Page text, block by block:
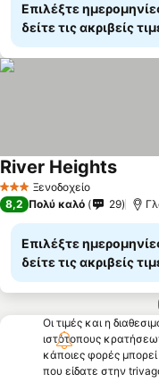
Επιλέξτε
δείτε τις ακριβείς
3 ΑστέριαΞενοδοχείο
River Heights
8,2 Πολύ καλό 29
Επιλέξτε
δείτε τις ακριβείς
Οι τιμές και η
ιστότοπους
κάποιες φορές
που είδατε στην